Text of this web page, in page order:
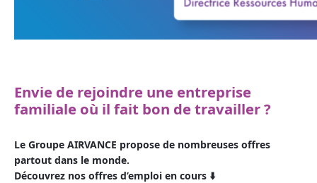
Envie de rejoindre une entreprise
familiale où il fait bon de travailler ?
Le Groupe AIRVANCE propose de nombreuses offres
partout dans le monde.
Découvrez nos offres d’emploi en cours ⬇️